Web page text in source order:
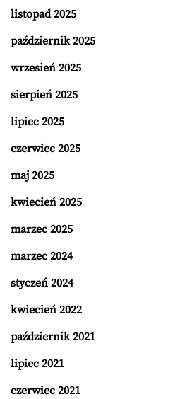
listopad 2025
październik 2025
wrzesień 2025
sierpień 2025
lipiec 2025
czerwiec 2025
maj 2025
kwiecień 2025
marzec 2025
marzec 2024
styczeń 2024
kwiecień 2022
październik 2021
lipiec 2021
czerwiec 2021